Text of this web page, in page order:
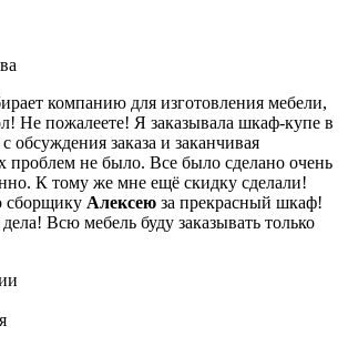
компанию для изготовления мебели,
Не пожалеете! Я заказывала шкаф-купе в
обсуждения заказа и заканчивая
проблем не было. Все было сделано очень
К тому же мне ещё скидку сделали!
сборщику Алексею за прекрасный шкаф!
Всю мебель буду заказывать только